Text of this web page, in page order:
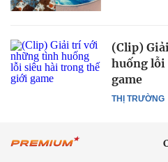
THỊ TRƯỜNG
(Clip)
huống
game